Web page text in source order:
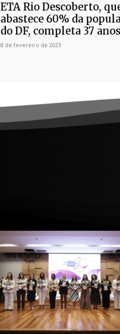
ETA Rio Descoberto,
abastece 60% da
do DF, completa 37 anos
8 de fevereiro de 2023